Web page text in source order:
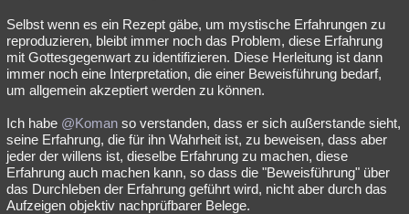
Selbst wenn es ein Rezept gäbe, um mystische Erfahrungen zu
reproduzieren, bleibt immer noch das Problem, diese Erfahrung
mit Gottesgegenwart zu identifizieren. Diese Herleitung ist dann
immer noch eine Interpretation, die einer Beweisführung bedarf,
um allgemein akzeptiert werden zu können.
Ich habe @Koman so verstanden, dass er sich außerstande sieht,
seine Erfahrung, die für ihn Wahrheit ist, zu beweisen, dass aber
jeder der willens ist, dieselbe Erfahrung zu machen, diese
Erfahrung auch machen kann, so dass die "Beweisführung" über
das Durchleben der Erfahrung geführt wird, nicht aber durch das
Aufzeigen objektiv nachprüfbarer Belege.